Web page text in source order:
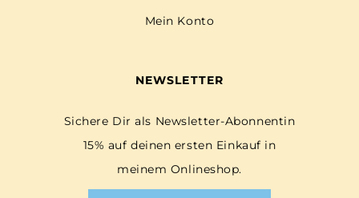
Mein Konto
NEWSLETTER
Sichere Dir als Newsletter-Abonnentin
15% auf deinen ersten Einkauf in
meinem Onlineshop.